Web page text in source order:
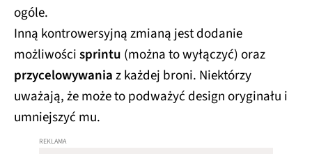
ogóle.
Inną kontrowersyjną zmianą jest dodanie
możliwościsprintu (można to wyłączyć) oraz
przycelowywania z każdej broni. Niektórzy
uważają, że może to podważyć design oryginału i
umniejszyć mu.